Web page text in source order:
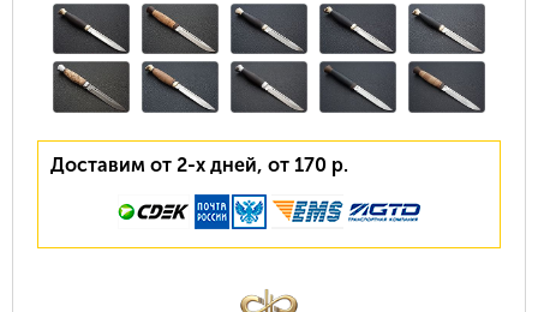
Доставим от 2-х дней, от 170 р.